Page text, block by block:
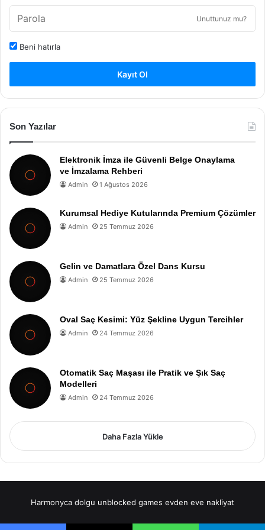
Unuttunuz mu?
Beni hatırla
Kayıt Ol
Son Yazılar
Elektronik İmza ile Güvenli Belge Onaylama
ve İmzalama Rehberi
Admin 1 Ağustos 2026
Kurumsal Hediye Kutularında Premium Çözümler
Admin 25 Temmuz 2026
Gelin ve Damatlara Özel Dans Kursu
Admin 25 Temmuz 2026
Oval Saç Kesimi: Yüz Şekline Uygun Tercihler
Admin 24 Temmuz 2026
Otomatik Saç Maşası ile Pratik ve Şık Saç
Modelleri
Admin 24 Temmuz 2026
Daha Fazla Yükle
Harmonyca dolgu unblocked games evden eve nakliyat